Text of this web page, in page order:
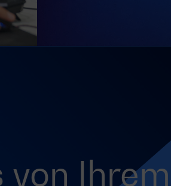
von Ihrem